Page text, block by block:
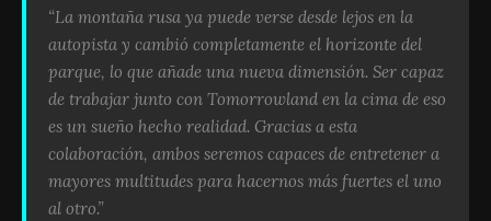
“La montaña rusa ya puede verse desde lejos en la
autopista y cambió completamente el horizonte del
parque, lo que añade una nueva dimensión. Ser capaz
de trabajar junto con Tomorrowland en la cima de eso
es un sueño hecho realidad. Gracias a esta
colaboración, ambos seremos capaces de entretener a
mayores multitudes para hacernos más fuertes el uno
al otro.”